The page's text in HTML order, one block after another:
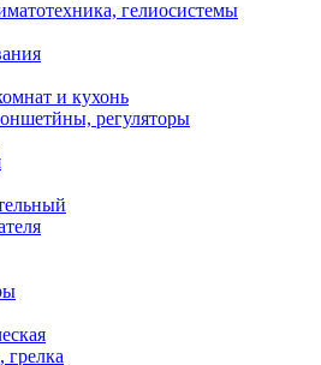
гелиосистемы
и кухонь
регуляторы
грелка